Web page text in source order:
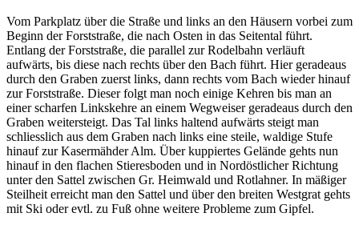
Vom Parkplatz über die Straße und links an den Häusern vorbei zum
Beginn der Forststraße, die nach Osten in das Seitental führt.
Entlang der Forststraße, die parallel zur Rodelbahn verläuft
aufwärts, bis diese nach rechts über den Bach führt. Hier geradeaus
durch den Graben zuerst links, dann rechts vom Bach wieder hinauf
zur Forststraße. Dieser folgt man noch einige Kehren bis man an
einer scharfen Linkskehre an einem Wegweiser geradeaus durch den
Graben weitersteigt. Das Tal links haltend aufwärts steigt man
schliesslich aus dem Graben nach links eine steile, waldige Stufe
hinauf zur Kasermähder Alm. Über kuppiertes Gelände gehts nun
hinauf in den flachen Stieresboden und in Nordöstlicher Richtung
unter den Sattel zwischen Gr. Heimwald und Rotlahner. In mäßiger
Steilheit erreicht man den Sattel und über den breiten Westgrat gehts
mit Ski oder evtl. zu Fuß ohne weitere Probleme zum Gipfel.